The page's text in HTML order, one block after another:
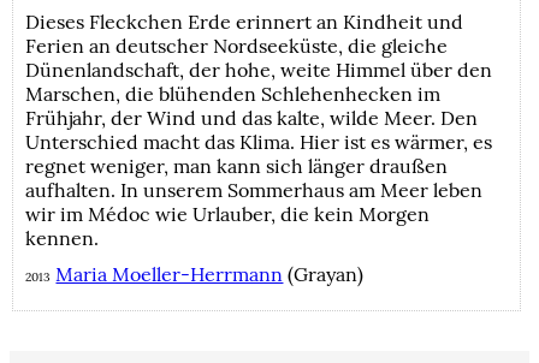
Dieses Fleckchen Erde erinnert an Kindheit und
Ferien an deutscher Nordseeküste, die gleiche
Dünenlandschaft, der hohe, weite Himmel über den
Marschen, die blühenden Schlehenhecken im
Frühjahr, der Wind und das kalte, wilde Meer. Den
Unterschied macht das Klima. Hier ist es wärmer, es
regnet weniger, man kann sich länger draußen
aufhalten. In unserem Sommerhaus am Meer leben
wir im Médoc wie Urlauber, die kein Morgen
kennen.
2013 Maria Moeller-Herrmann (Grayan)